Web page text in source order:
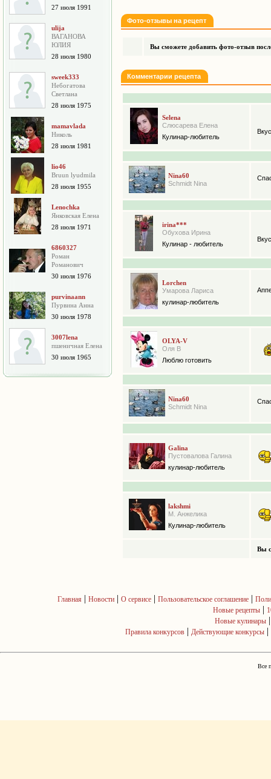
27 июля 1991
ulija
ВАГАНОВА
ЮЛИЯ
28 июля 1980
sweek333
Небогатова
Cветлана
28 июля 1975
mamavlada
Николь
28 июля 1981
lio46
Bruun lyudmila
28 июля 1955
Lenochka
Янковская Елена
28 июля 1971
6860327
Роман
Романович
30 июля 1976
purvinaann
Пурвина Анна
30 июля 1978
3007lena
пшеничная Елена
30 июля 1965
Фото-отзывы на рецепт
Вы сможете добавить фото-отзыв
Комментарии рецепта
Selena
Слюсарева Елена
Кулинар-любитель
Nina60
Schmidt Nina
irina***
Обухова Ирина
Кулинар - любитель
Lorchen
Умарова Лариса
кулинар-любитель
OLYA-V
Оля В
Люблю готовить
Nina60
Schmidt Nina
Galina
Пустовалова Галина
кулинар-любитель
lakshmi
М. Анжелика
Кулинар-любитель
Вы
Главная | Новости| О сервисе| Пользовательское соглашение|
Новые рецепты |
Новые кулинары
Правила конкурсов | Действующие конкурсы |
Все